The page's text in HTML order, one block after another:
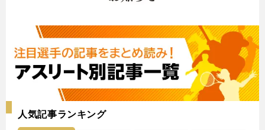
人気記事ランキング